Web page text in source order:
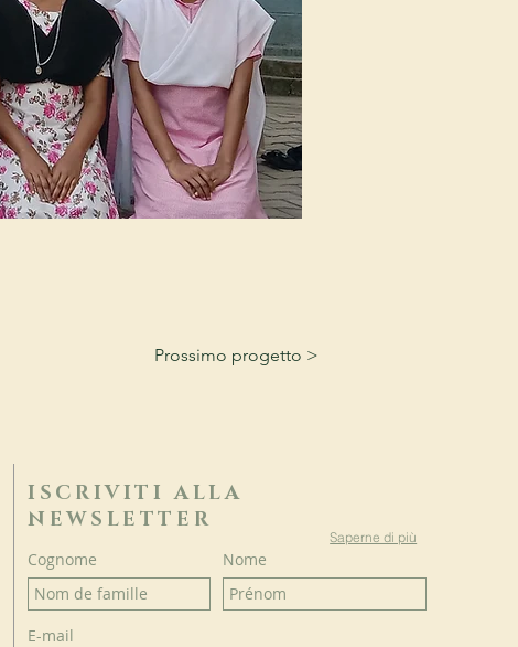
Prossimo progetto >
ISCRIVITI ALLA
NEWSLETTER
Saperne di più
Cognome Nome
E-mail